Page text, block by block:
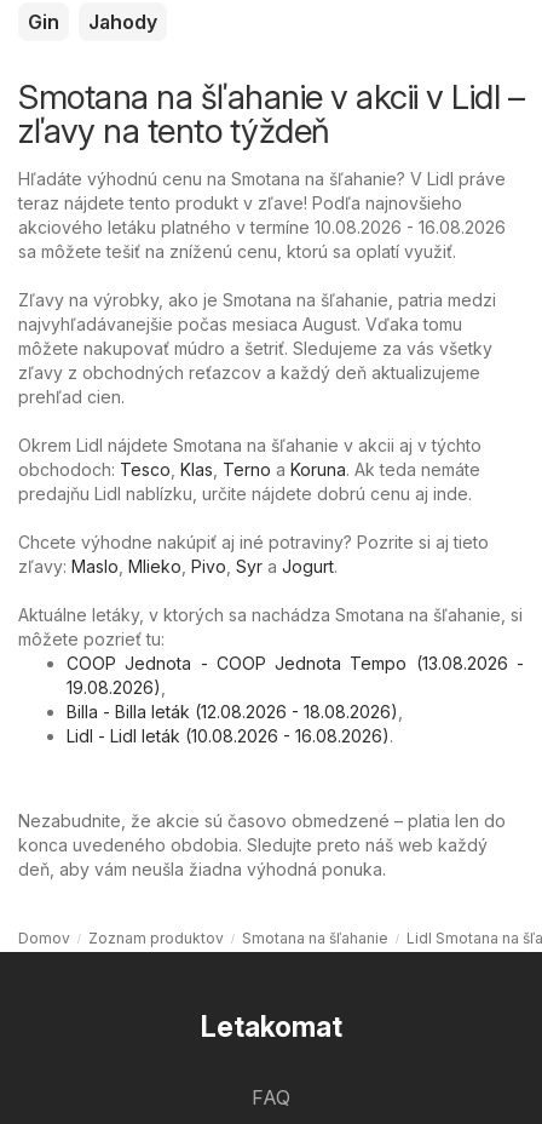
Gin
Jahody
Smotana na šľahanie v akcii v Lidl –
zľavy na tento týždeň
Hľadáte výhodnú cenu na Smotana na šľahanie? V Lidl práve
teraz nájdete tento produkt v zľave! Podľa najnovšieho
akciového letáku platného v termíne 10.08.2026 - 16.08.2026
sa môžete tešiť na zníženú cenu, ktorú sa oplatí využiť.
Zľavy na výrobky, ako je Smotana na šľahanie, patria medzi
najvyhľadávanejšie počas mesiaca August. Vďaka tomu
môžete nakupovať múdro a šetriť. Sledujeme za vás všetky
zľavy z obchodných reťazcov a každý deň aktualizujeme
prehľad cien.
Okrem Lidl nájdete Smotana na šľahanie v akcii aj v týchto
obchodoch: Tesco Klas Terno a Koruna. Ak teda nemáte
predajňu Lidl nablízku, určite nájdete dobrú cenu aj inde.
Chcete výhodne nakúpiť aj iné potraviny? Pozrite si aj tieto
zľavy: Maslo Mlieko Pivo Syr a Jogurt.
Aktuálne letáky, v ktorých sa nachádza Smotana na šľahanie, si
môžete pozrieť tu:
COOP Jednota - COOP Jednota Tempo (13.08.2026 -
19.08.2026)
Billa - Billa leták (12.08.2026 - 18.08.2026)
Lidl - Lidl leták (10.08.2026 - 16.08.2026).
Nezabudnite, že akcie sú časovo obmedzené – platia len do
konca uvedeného obdobia. Sledujte preto náš web každý
deň, aby vám neušla žiadna výhodná ponuka.
Domov Zoznam produktov Smotana na šľahanie Lidl Smotana na
Letakomat
FAQ